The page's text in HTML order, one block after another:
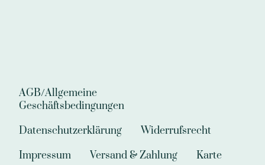
AGB/Allgemeine
Geschäftsbedingungen
Datenschutzerklärung
Widerrufsrecht
Impressum
Versand & Zahlung Karte